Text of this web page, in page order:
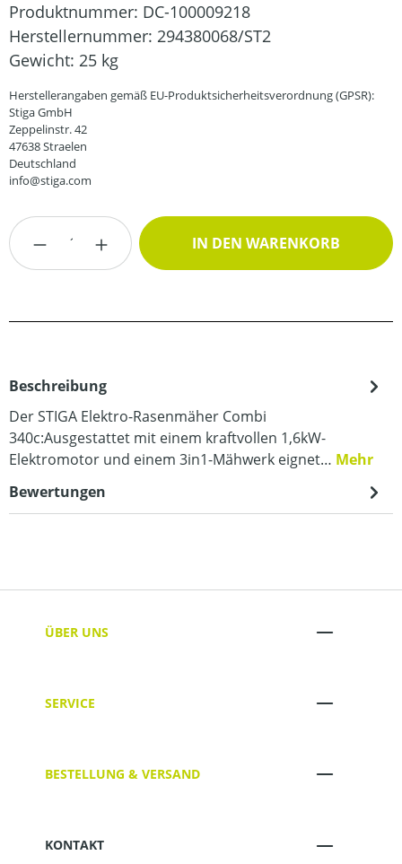
Produktnummer: DC-100009218
Herstellernummer: 294380068/ST2
Gewicht: 25 kg
Herstellerangaben gemäß EU-Produktsicherheitsverordnung (GPSR):
Stiga GmbH
Zeppelinstr. 42
47638 Straelen
Deutschland
info@stiga.com
Produkt Anzahl: Gib den gewünschten
IN DEN WARENKORB
Beschreibung
Der STIGA Elektro-Rasenmäher Combi
340c:Ausgestattet mit einem kraftvollen 1,6kW-
Elektromotor und einem 3in1-Mähwerk eignet… Mehr
Bewertungen
ÜBER UNS
SERVICE
BESTELLUNG & VERSAND
KONTAKT